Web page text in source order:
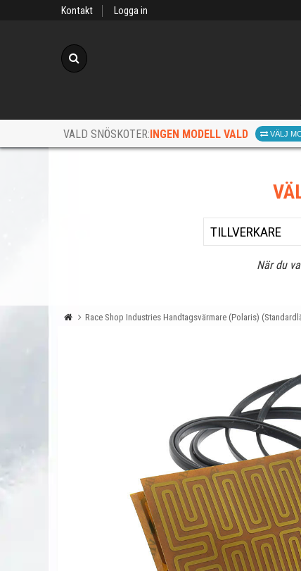
Kontakt Logga in
VALD SNÖSKOTER:INGEN MODELL VALD VÄLJ
När du
Race Shop Industries Handtagsvärmare (Polaris)